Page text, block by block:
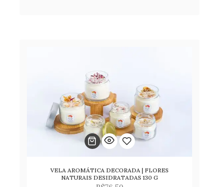
VELA AROMÁTICA DECORADA | FLORES
NATURAIS DESIDRATADAS 130 G
Adicionar